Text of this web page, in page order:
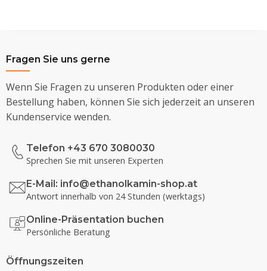
Fragen Sie uns gerne
Wenn Sie Fragen zu unseren Produkten oder einer
Bestellung haben, können Sie sich jederzeit an unseren
Kundenservice wenden.
Telefon +43 670 3080030
Sprechen Sie mit unseren Experten
E-Mail: info@ethanolkamin-shop.at
Antwort innerhalb von 24 Stunden (werktags)
Online-Präsentation buchen
Persönliche Beratung
Öffnungszeiten